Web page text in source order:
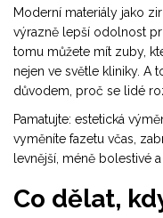
Moderní materiály jako
výrazně lepší odolnost
tomu můžete mít zuby,
nejen ve světle kliniky. A
důvodem, proč se lidé
Pamatujte: estetická
vyměníte fazetu včas,
levnější, méně bolestivé
Co dělat,